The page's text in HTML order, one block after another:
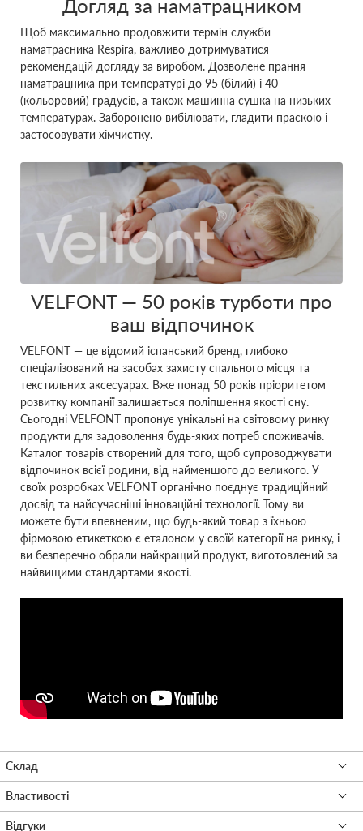
Догляд за наматрацником
Щоб максимально продовжити термін служби
наматрасника Respira, важливо дотримуватися
рекомендацій догляду за виробом. Дозволене прання
наматрацника при температурі до 95 (білий) і 40
(кольоровий) градусів, а також машинна сушка на низьких
температурах. Заборонено вибілювати, гладити праскою і
застосовувати хімчистку.
VELFONT ― 50 років турботи про
ваш відпочинок
VELFONT ― це відомий іспанський бренд, глибоко
спеціалізований на засобах захисту спального місця та
текстильних аксесуарах. Вже понад 50 років пріоритетом
розвитку компанії залишається поліпшення якості сну.
Сьогодні VELFONT пропонує унікальні на світовому ринку
продукти для задоволення будь-яких потреб споживачів.
Каталог товарів створений для того, щоб супроводжувати
відпочинок всієї родини, від найменшого до великого. У
своїх розробках VELFONT органічно поєднує традиційний
досвід та найсучасніші інноваційні технології. Тому ви
можете бути впевненим, що будь-який товар з їхньою
фірмовою етикеткою є еталоном у своїй категорії на ринку, і
ви безперечно обрали найкращий продукт, виготовлений за
найвищими стандартами якості.